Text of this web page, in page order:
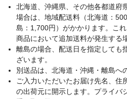
北海道、沖縄県、その他各都道府
場合は、地域配送料（北海道：
島：1,700円）がかかります。こ
商品において追加送料が発生する
離島の場合、配送日を指定しても
ざいます。
別送品は、北海道・沖縄・離島へ
ご入力いただいたお届け先名、住
の出荷元に開示します。プライバ